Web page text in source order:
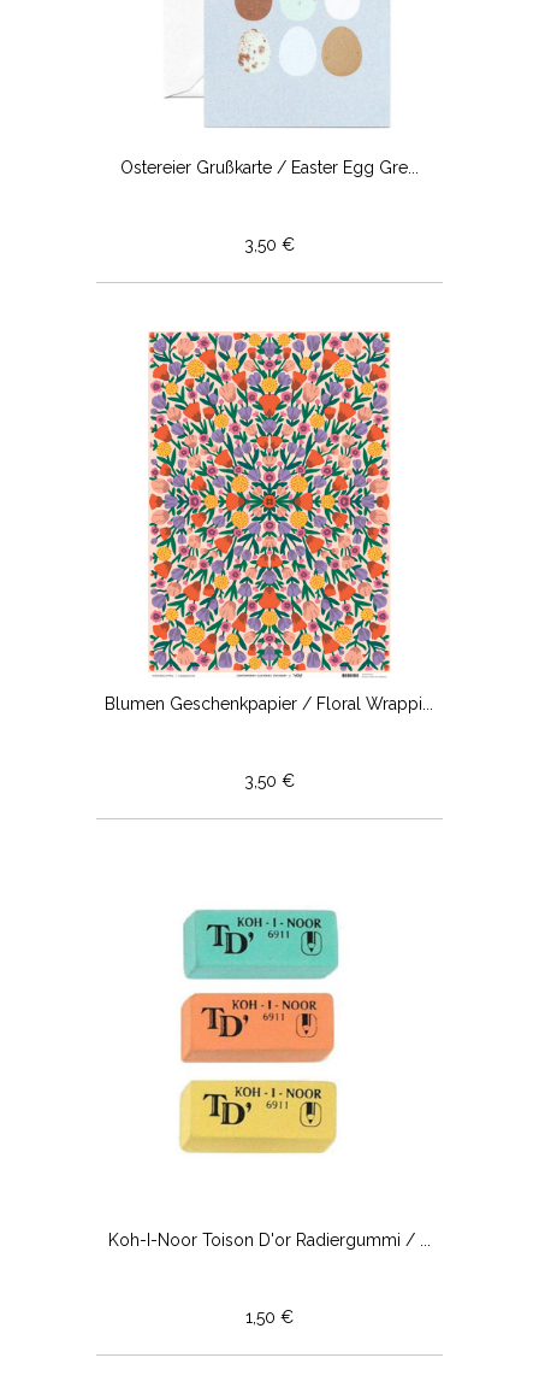
Ostereier Grußkarte / Easter Egg Gre...
3,50 €
Blumen Geschenkpapier / Floral Wrappi...
3,50 €
Koh-I-Noor Toison D'or Radiergummi / ...
1,50 €